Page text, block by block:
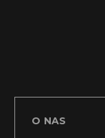
O NAS